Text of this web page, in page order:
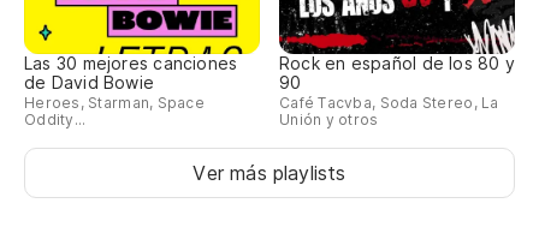
Las 30 mejores canciones
de David Bowie
Heroes, Starman, Space
Oddity...
Rock en español de los 80 y
90
Café Tacvba, Soda Stereo, La
Unión y otros
Ver más playlists